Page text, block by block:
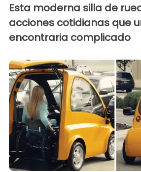
Esta moderna silla de
acciones cotidianas que
encontraria complicado